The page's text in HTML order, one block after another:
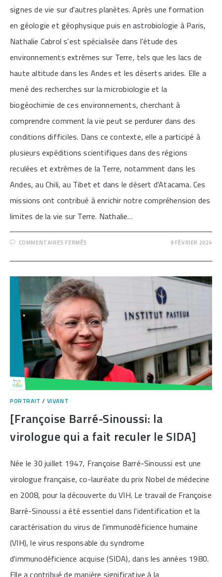
signes de vie sur d'autres planètes. Après une formation
en géologie et géophysique puis en astrobiologie à Paris,
Nathalie Cabrol s'est spécialisée dans l'étude des
environnements extrêmes sur Terre, tels que les lacs de
haute altitude dans les Andes et les déserts arides. Elle a
mené des recherches sur la microbiologie et la
biogéochimie de ces environnements, cherchant à
comprendre comment la vie peut se perdurer dans des
conditions difficiles. Dans ce contexte, elle a participé à
plusieurs expéditions scientifiques dans des régions
reculées et extrêmes de la Terre, notamment dans les
Andes, au Chili, au Tibet et dans le désert d'Atacama. Ces
missions ont contribué à enrichir notre compréhension des
limites de la vie sur Terre. Nathalie…
COMMENTAIRES FERMÉS
LA
EN
CONDITIONS
EXTRÊMES]
9 FÉVRIER 2024
PORTRAIT / VIVANT
[Françoise Barré-Sinoussi: la
virologue qui a fait reculer le SIDA]
Née le 30 juillet 1947, Françoise Barré-Sinoussi est une
virologue française, co-lauréate du prix Nobel de médecine
en 2008, pour la découverte du VIH. Le travail de Françoise
Barré-Sinoussi a été essentiel dans l'identification et la
caractérisation du virus de l'immunodéficience humaine
(VIH), le virus responsable du syndrome
d'immunodéficience acquise (SIDA), dans les années 1980.